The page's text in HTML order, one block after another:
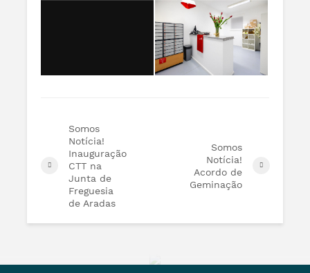
Somos
Notícia!
Inauguração
CTT na
Junta de
Freguesia
de Aradas
Somos
Notícia!
Acordo de
Geminação